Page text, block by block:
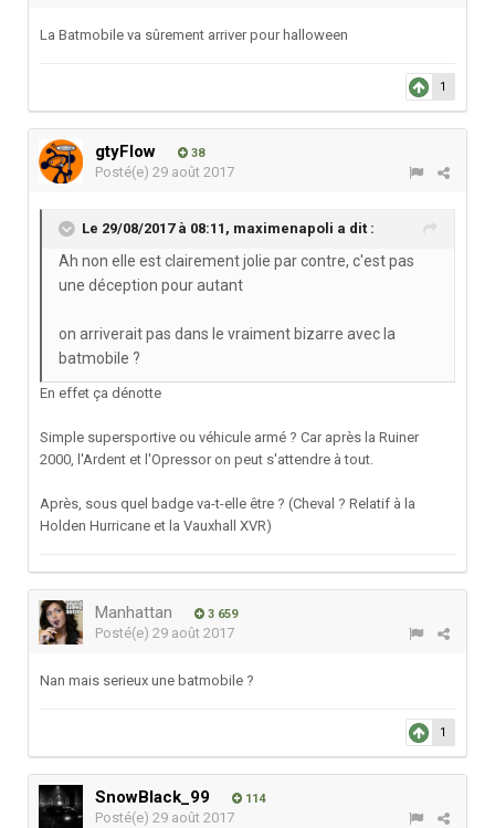
La Batmobile va sûrement arriver pour halloween
1
gtyFlow 38
Posté(e) 29 août 2017
Le 29/08/2017 à 08:11, maximenapoli a dit :
Ah non elle est clairement jolie par contre, c'est pas
une déception pour autant
on arriverait pas dans le vraiment bizarre avec la
batmobile ?
En effet ça dénotte
Simple supersportive ou véhicule armé ? Car après la Ruiner
2000, l'Ardent et l'Opressor on peut s'attendre à tout.
Après, sous quel badge va-t-elle être ? (Cheval ? Relatif à la
Holden Hurricane et la Vauxhall XVR)
Manhattan 3 659
Posté(e) 29 août 2017
Nan mais serieux une batmobile ?
1
SnowBlack_99 114
Posté(e) 29 août 2017